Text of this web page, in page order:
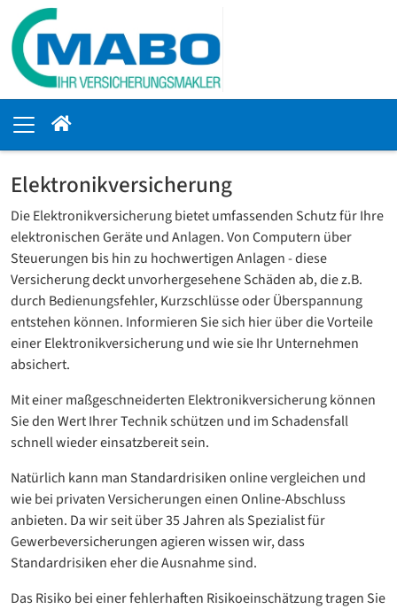
Elektronikversicherung
Die Elektronikversicherung bietet umfassenden Schutz für Ihre
elektronischen Geräte und Anlagen. Von Computern über
Steuerungen bis hin zu hochwertigen Anlagen - diese
Versicherung deckt unvorhergesehene Schäden ab, die z.B.
durch Bedienungsfehler, Kurzschlüsse oder Überspannung
entstehen können. Informieren Sie sich hier über die Vorteile
einer Elektronikversicherung und wie sie Ihr Unternehmen
absichert.
Mit einer maßgeschneiderten Elektronikversicherung können
Sie den Wert Ihrer Technik schützen und im Schadensfall
schnell wieder einsatzbereit sein.
Natürlich kann man Standardrisiken online vergleichen und
wie bei privaten Versicherungen einen Online-Abschluss
anbieten. Da wir seit über 35 Jahren als Spezialist für
Gewerbeversicherungen agieren wissen wir, dass
Standardrisiken eher die Ausnahme sind.
Das Risiko bei einer fehlerhaften Risikoeinschätzung tragen Sie